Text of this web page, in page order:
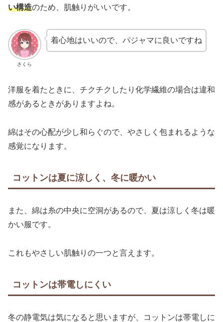
い構造のため、肌触りがいいです。
さくら
着心地はいいので、パジャマに良いですね
洋服を着たときに、チクチクしたり化学繊維の場合は違和
感があるときがありますよね。
綿はその心配が少し和らぐので、やさしく包まれるような
感覚になります。
コットンは夏に涼しく、冬に暖かい
また、綿は糸の中央に空洞があるので、夏は涼しく冬は暖
かい服です。
これもやさしい肌触りの一つと言えます。
コットンは帯電しにくい
冬の静電気は気になると思いますが、コットンは帯電しに